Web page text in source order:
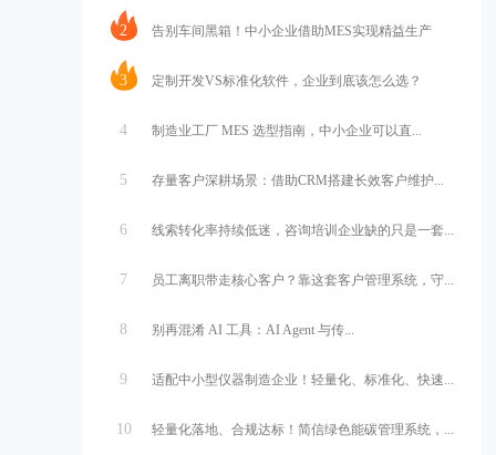
2 告别车间黑箱！中小企业借助MES实现精益生产
3 定制开发VS标准化软件，企业到底该怎么选？
4 制造业工厂 MES 选型指南，中小企业可以直...
5 存量客户深耕场景：借助CRM搭建长效客户维护...
6 线索转化率持续低迷，咨询培训企业缺的只是一套...
7 员工离职带走核心客户？靠这套客户管理系统，守...
8 别再混淆 AI 工具：AI Agent 与传...
9 适配中小型仪器制造企业！轻量化、标准化、快速...
10 轻量化落地、合规达标！简信绿色能碳管理系统，...